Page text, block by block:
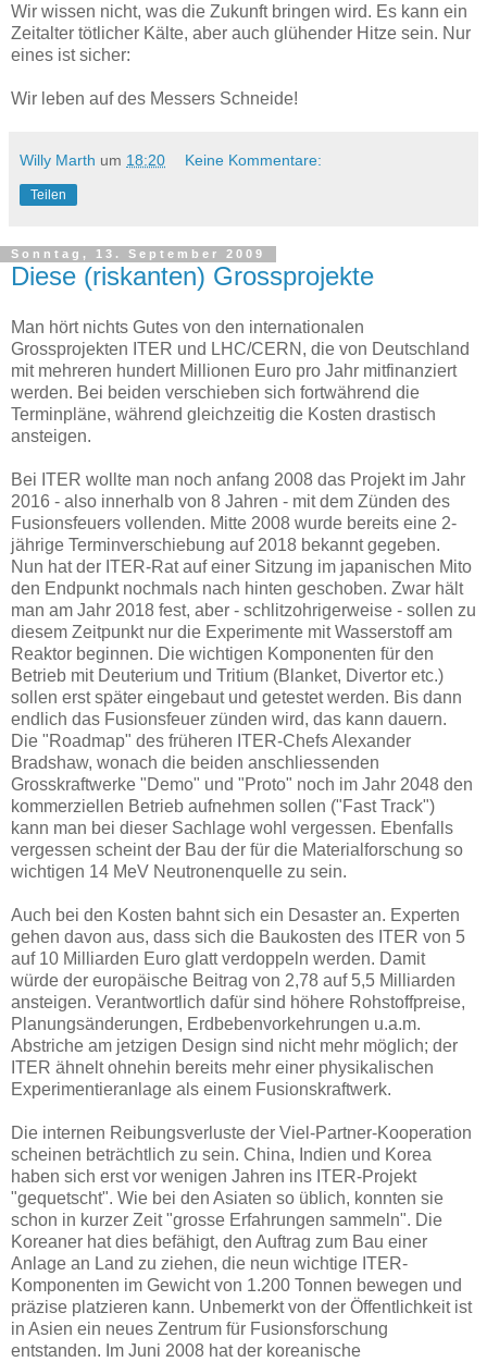
Wir wissen nicht, was die Zukunft bringen wird. Es kann ein
Zeitalter tötlicher Kälte, aber auch glühender Hitze sein. Nur
eines ist sicher:
Wir leben auf des Messers Schneide!
Willy Marth um 18:20 Keine Kommentare:
Teilen
Sonntag, 13. September 2009
Diese (riskanten) Grossprojekte
Man hört nichts Gutes von den internationalen
Grossprojekten ITER und LHC/CERN, die von Deutschland
mit mehreren hundert Millionen Euro pro Jahr mitfinanziert
werden. Bei beiden verschieben sich fortwährend die
Terminpläne, während gleichzeitig die Kosten drastisch
ansteigen.
Bei ITER wollte man noch anfang 2008 das Projekt im Jahr
2016 - also innerhalb von 8 Jahren - mit dem Zünden des
Fusionsfeuers vollenden. Mitte 2008 wurde bereits eine 2-
jährige Terminverschiebung auf 2018 bekannt gegeben.
Nun hat der ITER-Rat auf einer Sitzung im japanischen Mito
den Endpunkt nochmals nach hinten geschoben. Zwar hält
man am Jahr 2018 fest, aber - schlitzohrigerweise - sollen zu
diesem Zeitpunkt nur die Experimente mit Wasserstoff am
Reaktor beginnen. Die wichtigen Komponenten für den
Betrieb mit Deuterium und Tritium (Blanket, Divertor etc.)
sollen erst später eingebaut und getestet werden. Bis dann
endlich das Fusionsfeuer zünden wird, das kann dauern.
Die "Roadmap" des früheren ITER-Chefs Alexander
Bradshaw, wonach die beiden anschliessenden
Grosskraftwerke "Demo" und "Proto" noch im Jahr 2048 den
kommerziellen Betrieb aufnehmen sollen ("Fast Track")
kann man bei dieser Sachlage wohl vergessen. Ebenfalls
vergessen scheint der Bau der für die Materialforschung so
wichtigen 14 MeV Neutronenquelle zu sein.
Auch bei den Kosten bahnt sich ein Desaster an. Experten
gehen davon aus, dass sich die Baukosten des ITER von 5
auf 10 Milliarden Euro glatt verdoppeln werden. Damit
würde der europäische Beitrag von 2,78 auf 5,5 Milliarden
ansteigen. Verantwortlich dafür sind höhere Rohstoffpreise,
Planungsänderungen, Erdbebenvorkehrungen u.a.m.
Abstriche am jetzigen Design sind nicht mehr möglich; der
ITER ähnelt ohnehin bereits mehr einer physikalischen
Experimentieranlage als einem Fusionskraftwerk.
Die internen Reibungsverluste der Viel-Partner-Kooperation
scheinen beträchtlich zu sein. China, Indien und Korea
haben sich erst vor wenigen Jahren ins ITER-Projekt
"gequetscht". Wie bei den Asiaten so üblich, konnten sie
schon in kurzer Zeit "grosse Erfahrungen sammeln". Die
Koreaner hat dies befähigt, den Auftrag zum Bau einer
Anlage an Land zu ziehen, die neun wichtige ITER-
Komponenten im Gewicht von 1.200 Tonnen bewegen und
präzise platzieren kann. Unbemerkt von der Öffentlichkeit ist
in Asien ein neues Zentrum für Fusionsforschung
entstanden. Im Juni 2008 hat der koreanische